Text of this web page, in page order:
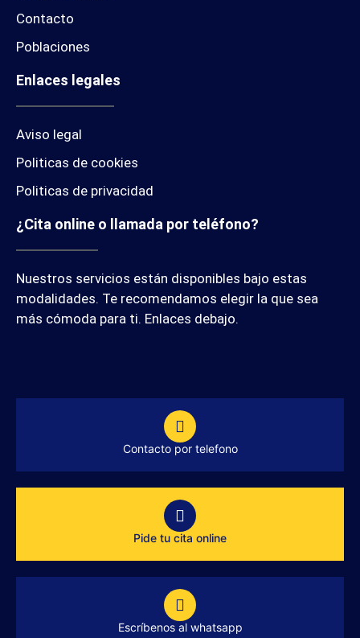
Contacto
Poblaciones
Enlaces legales
Aviso legal
Politicas de cookies
Politicas de privacidad
¿Cita online o llamada por teléfono?
Nuestros servicios están disponibles bajo estas
modalidades. Te recomendamos elegir la que sea
más cómoda para ti. Enlaces debajo.
Contacto por telefono
Pide tu cita online
Escríbenos al whatsapp